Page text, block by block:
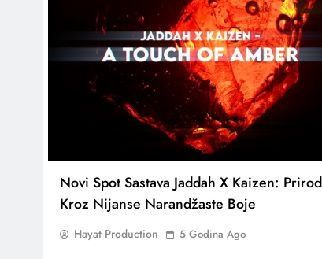
Novi Spot Sastava Jaddah X Kaizen:
Kroz Nijanse Narandžaste Boje
Hayat Production 5 Godina Ago